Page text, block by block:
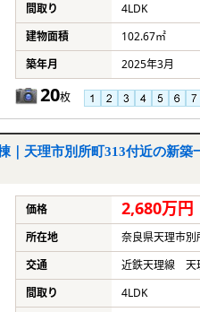
間取り
4LDK
建物面積
102.67㎡
築年月
2025年3月
20枚
天理市別所町313付近の新築
価格 2,680万円
所在地
奈良県天理市
交通
近鉄天理線
間取り
4LDK